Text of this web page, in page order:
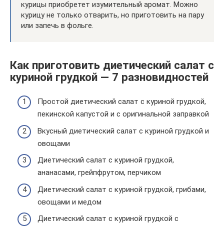
курицы приобретет изумительный аромат. Можно
курицу не только отварить, но приготовить на пару
или запечь в фольге.
Как приготовить диетический салат с
куриной грудкой — 7 разновидностей
Простой диетический салат с куриной грудкой,
пекинской капустой и с оригинальной заправкой
Вкусный диетический салат с куриной грудкой и
овощами
Диетический салат с куриной грудкой,
ананасами, грейпфрутом, перчиком
Диетический салат с куриной грудкой, грибами,
овощами и медом
Диетический салат с куриной грудкой с